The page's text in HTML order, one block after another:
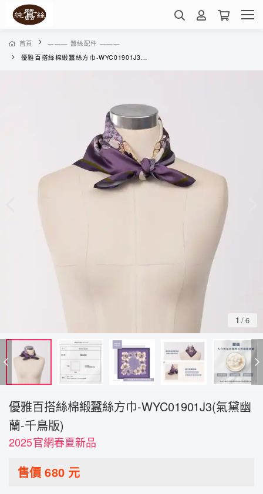
首頁
——— 蠶絲配件 ———
優雅百搭絲棉緞蠶絲方巾-WYC01901J3(氣黛幽蘭-千鳥版)
1 /6
優雅百搭絲棉緞蠶絲方巾-WYC01901J3(氣黛幽
蘭-千鳥版)
2025官網春夏新品
售價680元